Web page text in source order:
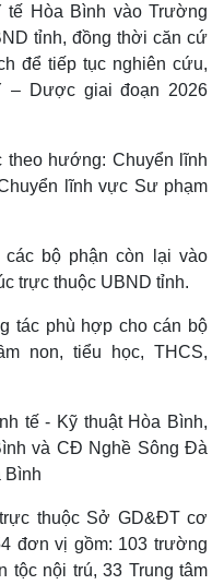
Video
Ảnh
E-Magazine
tế Hòa Bình vào Trường
tỉnh, đồng thời căn cứ
để tiếp tục nghiên cứu,
– Dược giai đoạn 2026
hướng: Chuyển lĩnh
lĩnh vực Sư phạm
bộ phận còn lại vào
trực thuộc UBND tỉnh.
tác phù hợp cho cán bộ
non, tiểu học, THCS,
tế - Kỹ thuật Hòa Bình,
và CĐ Nghề Sông Đà
Bình
thuộc Sở GD&ĐT cơ
đơn vị gồm: 103 trường
tộc nội trú, 33 Trung tâm